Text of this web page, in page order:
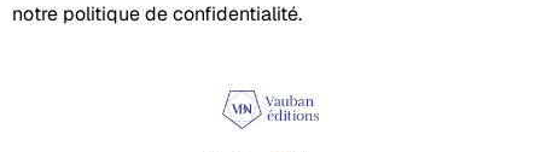
notre politique de confidentialité.